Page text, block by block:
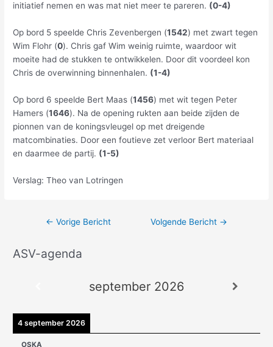
initiatief nemen en was mat niet meer te pareren. (0-4)
Op bord 5 speelde Chris Zevenbergen (1542) met zwart tegen
Wim Flohr (0). Chris gaf Wim weinig ruimte, waardoor wit
moeite had de stukken te ontwikkelen. Door dit voordeel kon
Chris de overwinning binnenhalen. (1-4)
Op bord 6 speelde Bert Maas (1456) met wit tegen Peter
Hamers (1646). Na de opening rukten aan beide zijden de
pionnen van de koningsvleugel op met dreigende
matcombinaties. Door een foutieve zet verloor Bert materiaal
en daarmee de partij. (1-5)
Verslag: Theo van Lotringen
← Vorige Bericht Volgende Bericht →
ASV-agenda
september 2026
4 september 2026
OSKA
A
e